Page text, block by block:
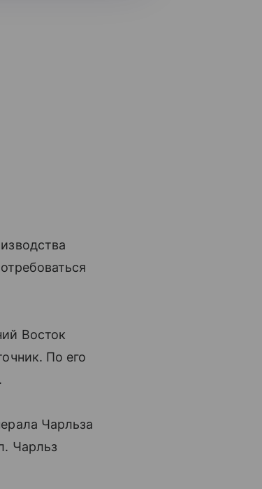
Восток
По его
Чарльза
Чарльз